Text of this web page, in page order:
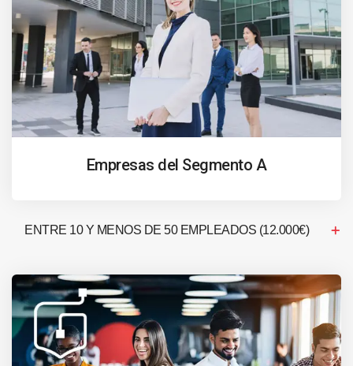
Empresas del Segmento A
ENTRE 10 Y MENOS DE 50 EMPLEADOS (12.000€)